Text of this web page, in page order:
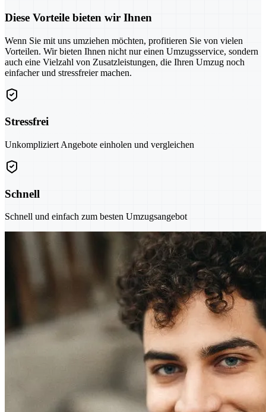
Diese Vorteile bieten wir Ihnen
Wenn Sie mit uns umziehen möchten, profitieren Sie von vielen
Vorteilen. Wir bieten Ihnen nicht nur einen Umzugsservice, sondern
auch eine Vielzahl von Zusatzleistungen, die Ihren Umzug noch
einfacher und stressfreier machen.
Stressfrei
Unkompliziert Angebote einholen und vergleichen
Schnell
Schnell und einfach zum besten Umzugsangebot